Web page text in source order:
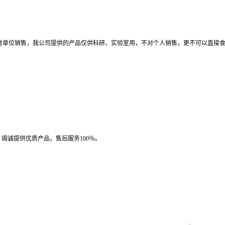
位销售，我公司提供的产品仅供科研、实验室用，不对个人销售，更不可以直接
诚提供优质产品，售后服务100％。